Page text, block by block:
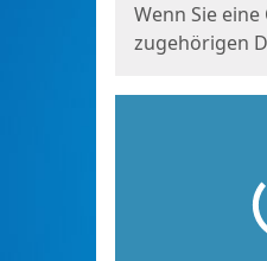
Wenn Sie
zugehörigen